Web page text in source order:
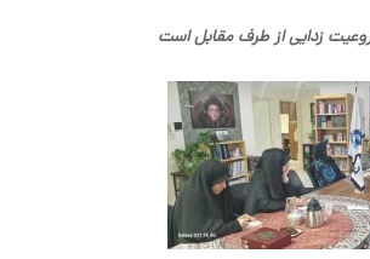
زدایی از طرف مقابل است